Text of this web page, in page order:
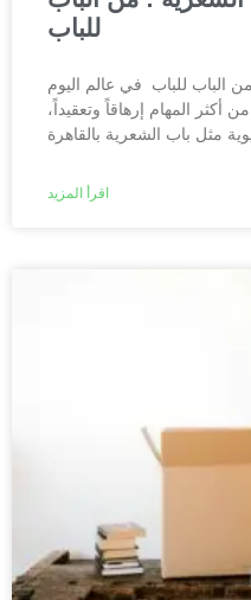
للباب
الباب للباب في عالم اليوم
أكثر المهام إرهاقاً وتعقيداً،
اقرأ المزيد